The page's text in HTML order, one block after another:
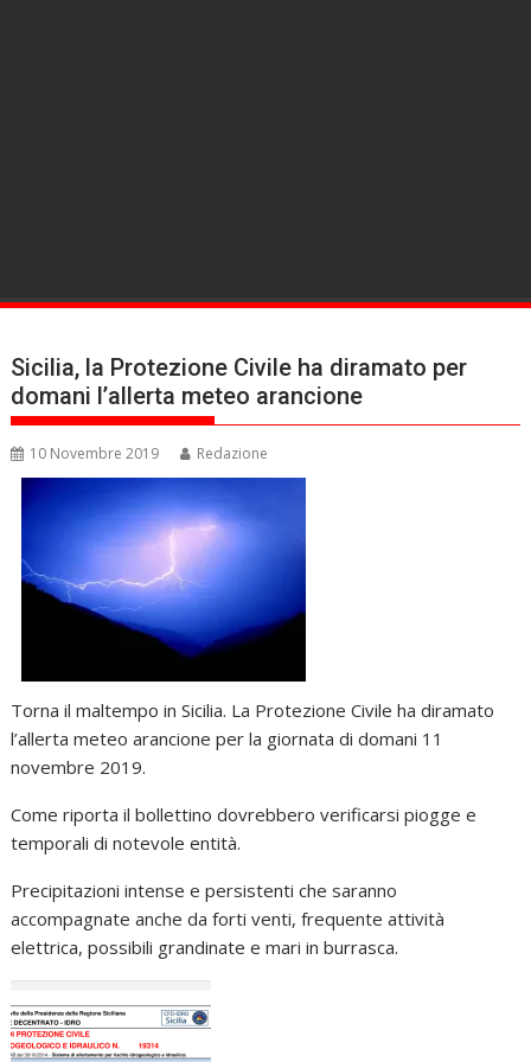
Sicilia, la Protezione Civile ha diramato per
domani l’allerta meteo arancione
10 Novembre 2019 Redazione
Torna il maltempo in Sicilia. La Protezione Civile ha diramato
l’allerta meteo arancione per la giornata di domani 11
novembre 2019.
Come riporta il bollettino dovrebbero verificarsi piogge e
temporali di notevole entità.
Precipitazioni intense e persistenti che saranno
accompagnate anche da forti venti, frequente attività
elettrica, possibili grandinate e mari in burrasca.